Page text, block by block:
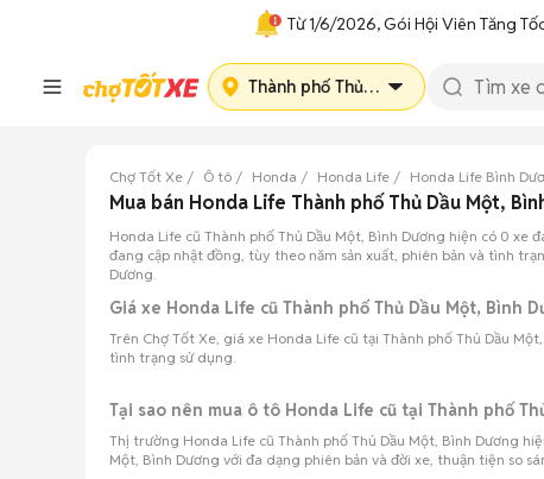
Từ 1/6/2026, Gói Hội Viên Tăng
Thành phố Thủ Dầu Một
Chợ Tốt Xe Ô tô Honda Honda Life Honda Life Bình
Mua bán Honda Life Thành phố Thủ Dầu Một,
Honda Life cũ Thành phố Thủ Dầu Một, Bình Dương hiện có 0
đang cập nhật đồng, tùy theo năm sản xuất, phiên bản và tình
Dương.
Giá xe Honda Life cũ Thành phố Thủ Dầu Một, Bình
Trên Chợ Tốt Xe, giá xe Honda Life cũ tại Thành phố Thủ Dầu
tình trạng sử dụng.
Tại sao nên mua ô tô Honda Life cũ tại Thành phố
Thị trường Honda Life cũ Thành phố Thủ Dầu Một, Bình Dương
Một, Bình Dương với đa dạng phiên bản và đời xe, thuận tiện so